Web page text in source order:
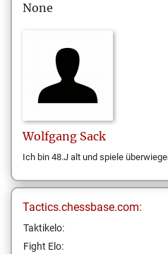
None
Wolfgang Sack
Ich bin 48.J alt und spiele
Tactics.chessbase.com:
Taktikelo:
Fight Elo: